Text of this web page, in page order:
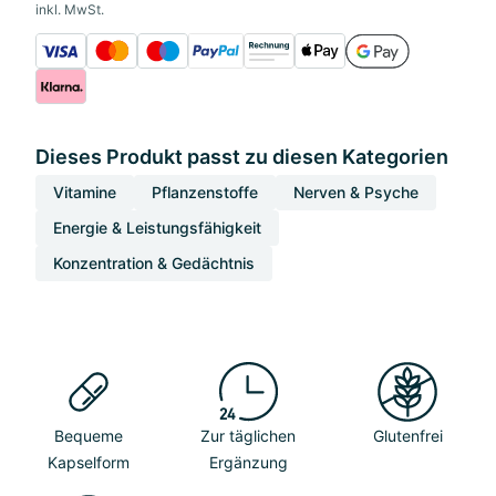
inkl. MwSt.
Dieses Produkt passt zu diesen Kategorien
Vitamine Pflanzenstoffe
Nerven & Psyche
Energie & Leistungsfähigkeit
Konzentration & Gedächtnis
Bequeme
Kapselform
Zur täglichen
Ergänzung
Glutenfrei